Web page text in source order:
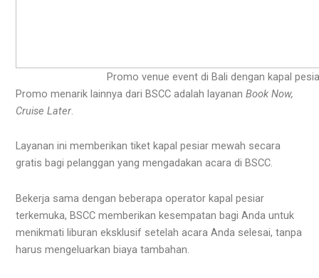
Promo venue event di Bali dengan kapal
Promo menarik lainnya dari BSCC adalah layananBook Now,
Cruise Later.
Layanan ini memberikan tiket kapal pesiar mewah secara
gratis bagi pelanggan yang mengadakan acara di BSCC.
Bekerja sama dengan beberapa operator kapal pesiar
terkemuka, BSCC memberikan kesempatan bagi Anda untuk
menikmati liburan eksklusif setelah acara Anda selesai, tanpa
harus mengeluarkan biaya tambahan.